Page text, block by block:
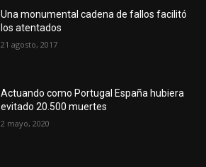
Una monumental cadena de fallos facilitó
los atentados
21 agosto, 2017
Actuando como Portugal España hubiera
evitado 20.500 muertes
2 mayo, 2020